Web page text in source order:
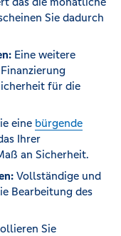
Sie dadurch
Eine weitere
für die
eine bürgende
Ihrer
an Sicherheit.
Vollständige und
Bearbeitung des
Sie